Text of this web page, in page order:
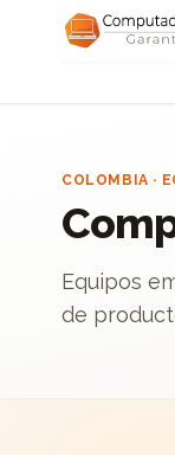
Saltar al contenido
COLOMBIA ·
Equipos
de